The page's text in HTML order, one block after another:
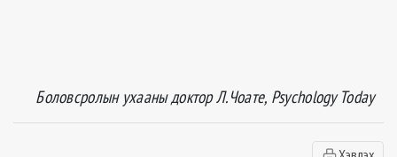
Боловсролын ухааны доктор Л.Чоате, Psychology Today